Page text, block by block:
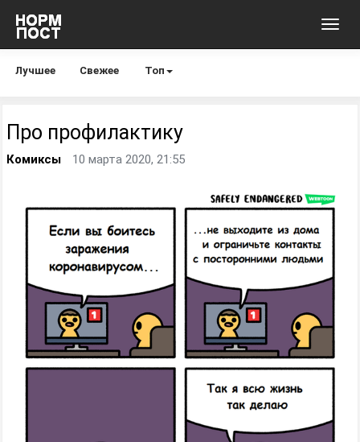
Лучшее Свежее Топ
Про профилактику
Комиксы 10 марта 2020, 21:55